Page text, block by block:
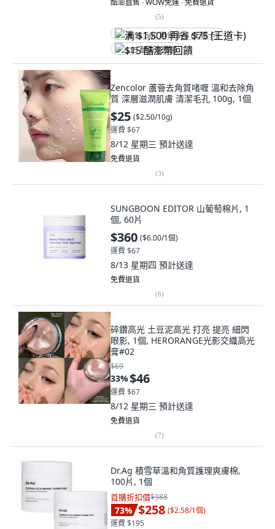
酷澎直售 ∙ WOW免運 ∙ 免費退貨
(5)
满 $1,500 再省 $75 (王道卡)
$15 酷澎幣回饋
Zencolor 蘆薈去角質啫喱 溫和去除角
質 深層滋潤肌膚 清潔毛孔 100g, 1個
$25 ($2.50/10g)
運費 $67
8/12 星期三 預計送達
免費退貨
(3)
SUNGBOON EDITOR 山葡萄棉片, 1
個, 60片
$360 ($6.00/1個)
運費 $67
8/13 星期四 預計送達
免費退貨
(6)
碎鑽高光 土豆泥高光 打亮 提亮 細閃
眼影, 1個, HERORANGE光影交織高光
膏#02
$69
33%$46
運費 $67
8/12 星期三 預計送達
免費退貨
(7)
Dr.Ag 積雪草溫和角質護理爽膚棉,
100片, 1個
首購折扣價$988
73% $258 ($2.58/1個)
運費 $195